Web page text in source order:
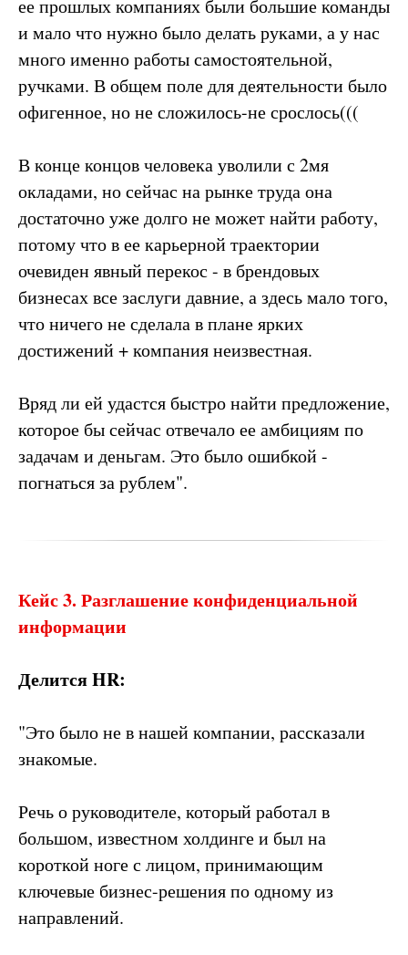
ее прошлых компаниях были большие команды
и мало что нужно было делать руками, а у нас
много именно работы самостоятельной,
ручками. В общем поле для деятельности было
офигенное, но не сложилось-не срослось(((
В конце концов человека уволили с 2мя
окладами, но сейчас на рынке труда она
достаточно уже долго не может найти работу,
потому что в ее карьерной траектории
очевиден явный перекос - в брендовых
бизнесах все заслуги давние, а здесь мало того,
что ничего не сделала в плане ярких
достижений + компания неизвестная.
Вряд ли ей удастся быстро найти предложение,
которое бы сейчас отвечало ее амбициям по
задачам и деньгам. Это было ошибкой -
погнаться за рублем".
Кейс 3. Разглашение конфиденциальной
информации
Делится HR:
"Это было не в нашей компании, рассказали
знакомые.
Речь о руководителе, который работал в
большом, известном холдинге и был на
короткой ноге с лицом, принимающим
ключевые бизнес-решения по одному из
направлений.